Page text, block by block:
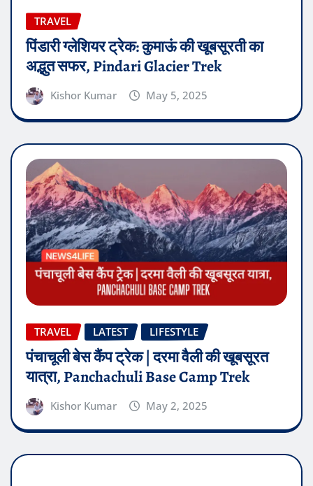
TRAVEL
पिंडारी ग्लेशियर ट्रेक: कुमाऊं की खूबसूरती का
अद्भुत सफर, Pindari Glacier Trek
Kishor Kumar May 5, 2025
TRAVEL LATEST LIFESTYLE
पंचाचूली बेस कैंप ट्रेक | दरमा वैली की खूबसूरत
यात्रा, Panchachuli Base Camp Trek
Kishor Kumar May 2, 2025